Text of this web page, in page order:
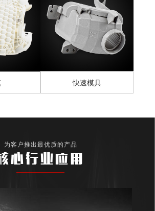
快速模具
为客户推出最优质的产品
心行业应用